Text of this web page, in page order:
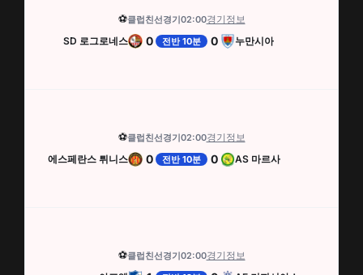
⚽클럽친선경기02:00경기정보
SD 로그로네스
0 전반 10분 0 누만시아
⚽클럽친선경기02:00경기정보
에스페란스 튀니스
0 전반 10분 0 AS 마르사
⚽클럽친선경기02:00경기정보